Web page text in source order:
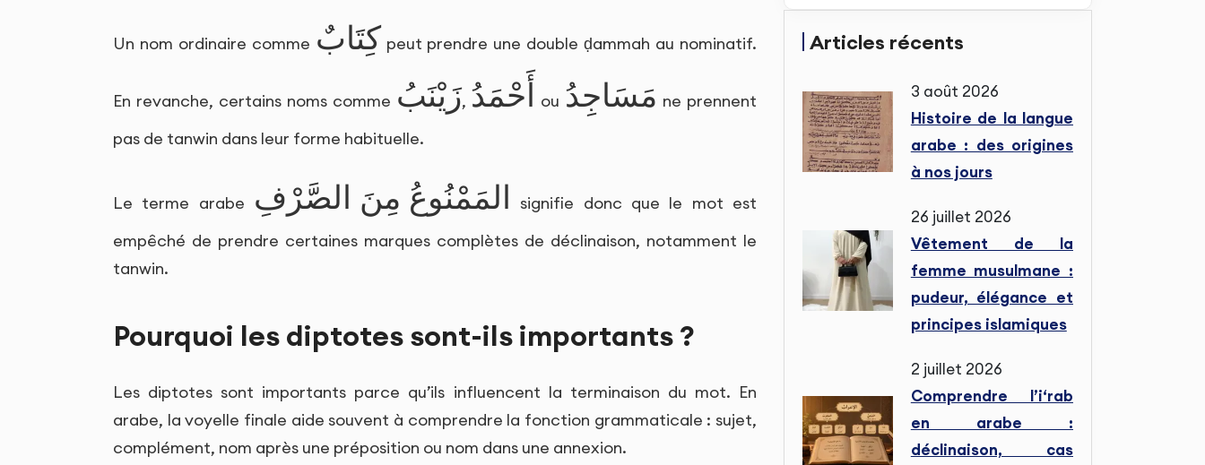
Un nom ordinaire comme كِتَابٌ peut prendre une double ḍammah au nominatif.
En revanche, certains noms comme زَيْنَبُ, أَحْمَدُ ou مَسَاجِدُ ne prennent
pas de tanwin dans leur forme habituelle.
Le terme arabe المَمْنُوعُ مِنَ الصَّرْفِ
signifie donc que le mot est
empêché de prendre certaines marques complètes de déclinaison, notamment le
tanwin.
Pourquoi les diptotes sont-ils importants ?
Les diptotes sont importants parce qu’ils influencent la terminaison du mot. En
arabe, la voyelle finale aide souvent à comprendre la fonction grammaticale : sujet,
complément, nom après une préposition ou nom dans une annexion.
Articles récents
3 août 2026
Histoire de la langue
arabe : des origines
à nos jours
26 juillet 2026
Vêtement de la
femme musulmane :
pudeur, élégance et
principes islamiques
2 juillet 2026
Comprendre l’i‘rab
en arabe :
déclinaison, cas